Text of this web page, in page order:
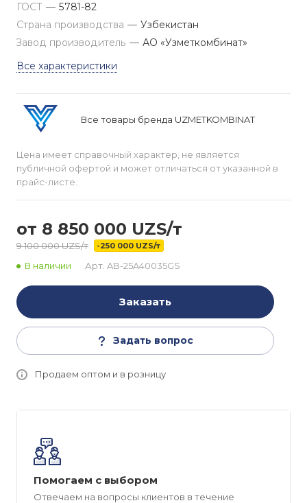
ГОСТ — 5781-82
Страна производства — Узбекистан
Завод производитель — АО «Узметкомбинат»
Все характеристики
Все товары бренда UZMETKOMBINAT
Цена имеет справочный характер, не является
публичной офертой и может отличаться от указанной в
прайс-листе.
от 8 850 000 UZS/т
9 100 000 UZS/т -250 000 UZS/т
В наличии Арт. AB-25A40035GS
Заказать
Задать вопрос
Продаем оптом и в розницу
Помогаем с выбором
Отвечаем на вопросы клиентов в течение